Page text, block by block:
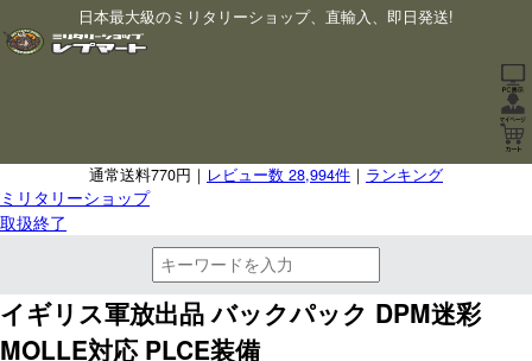
日本最大級のミリタリーショップ、直輸入、即日発送!
通常送料770円｜ レビュー数 28,994件 ｜ ランキング
ミリタリーショップ
取扱終了
イギリス軍放出品 バックパック DPM迷彩
MOLLE対応 PLCE装備